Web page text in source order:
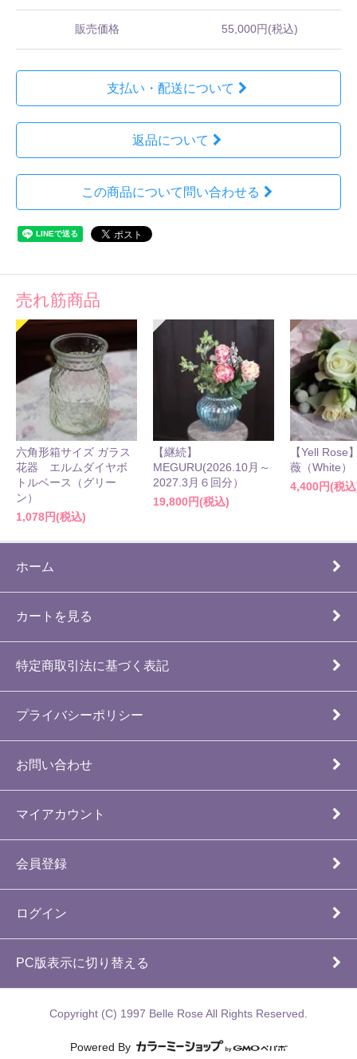
販売価格 55,000円(税込)
支払い・配送について
返品について
この商品について問い合わせる
売れ筋商品
六角形箱サイズ ガラス
花器 エルムダイヤボ
トルベース（グリー
ン）
1,078円(税込)
【継続】
MEGURU(2026.10月～
2027.3月６回分）
19,800円(税込)
【Yell Rose
薇（White）
4,400円(税
ホーム
カートを見る
特定商取引法に基づく表記
プライバシーポリシー
お問い合わせ
マイアカウント
会員登録
ログイン
PC版表示に切り替える
Copyright (C) 1997 Belle Rose All Rights Reserved.
Powered By